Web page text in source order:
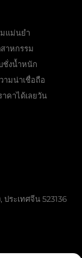
แม่นยำ
าหกรรม
ชั่งน้ำหนัก
ามน่าเชื่อถือ
าคาได้เลยวัน
ประเทศจีน 523136